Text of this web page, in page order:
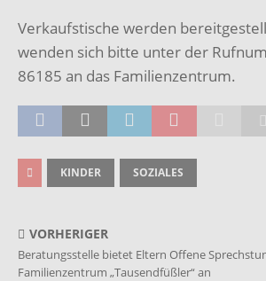
Verkaufstische werden
wenden sich bitte unter der
86185 an das Familienzentrum.
KINDER SOZIALES
VORHERIGER
Beratungsstelle bietet Eltern Offene
Familienzentrum „Tausendfüßler“ an